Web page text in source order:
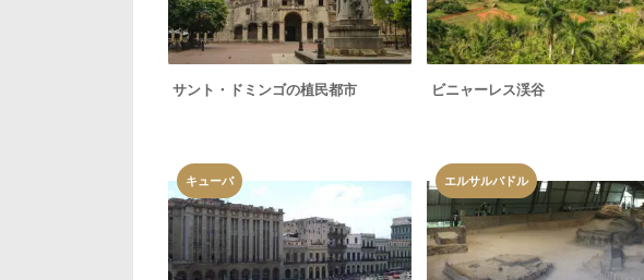
サント・ドミンゴの植民都市 ビニャーレス渓谷
キューバ エルサルバドル